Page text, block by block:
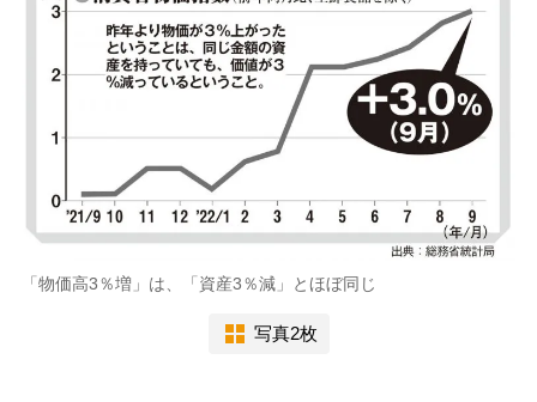
「物価高3％増」は、「資産3％減」とほぼ同じ
写真2枚